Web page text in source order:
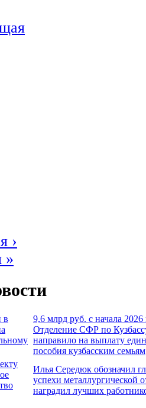
›
»
в
9,6 млрд руб. с начала 2026
Отделение СФР по
направило на выплату
пособия кузбасским семьям
Илья Середюк обозначил
успехи металлургической
наградил лучших